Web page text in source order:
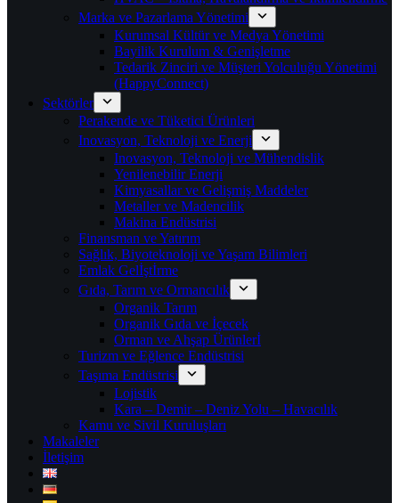
Marka ve Pazarlama Yönetimi
Kurumsal Kültür ve Medya Yönetimi
Bayilik Kurulum & Genişletme
Tedarik Zinciri ve Müşteri Yolculuğu Yönetimi
(HappyConnect)
Sektörler
Perakende ve Tüketici Ürünleri
Inovasyon, Teknoloji ve Enerji
Inovasyon, Teknoloji ve Mühendislik
Yenilenebilir Enerji
Kimyasallar ve Gelişmiş Maddeler
Metaller ve Madencilik
Makina Endüstrisi
Finansman ve Yatırım
Sağlık, Biyoteknoloji ve Yaşam Bilimleri
Emlak Gelİştİrme
Gıda, Tarım ve Ormancılık
Organik Tarım
Organik Gıda ve İçecek
Orman ve Ahşap Ürünlerİ
Turizm ve Eğlence Endüstrisi
Taşıma Endüstrisi
Lojistik
Kara – Demir – Deniz Yolu – Havacılık
Kamu ve Sivil Kuruluşları
Makaleler
İletişim